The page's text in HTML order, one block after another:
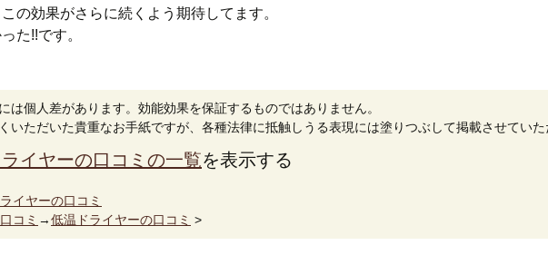
の効果がさらに続くよう期待してます。
た!!です。
は個人差があります。効能効果を保証するものではありません。
いただいた貴重なお手紙ですが、各種法律に抵触しうる表現には塗りつぶして掲載させていた
イヤーの口コミの一覧を表示する
イヤーの口コミ
口コミ →低温ドライヤーの口コミ >